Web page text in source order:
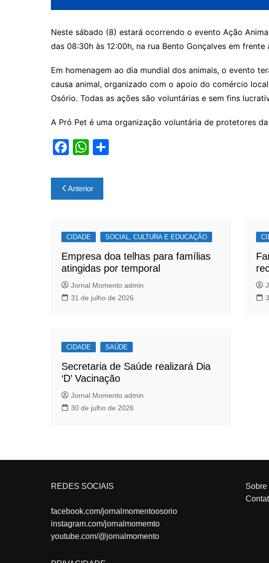
Neste sábado (8) estará ocorrendo o evento Ação
das 08:30h às 12:00h, na rua Bento Gonçalves em
Em homenagem ao dia mundial dos animais, o evento
causa animal, organizado com o apoio do comércio
Osório. Todas as ações são voluntárias e sem fins
A Pró Pet é uma organização voluntária de protetores
F
c
e
o
o
k
W
at
s
p
p
Navegação
de
Anterior
CIDADE SOCIAL, CULTURA E EDUCAÇÃO
Empresa doa telhas para famílias
atingidas por temporal
Jornal Momento admin
31 de julho de 2026
CIDADE SAÚDE
Secretaria de Saúde realizará Dia
‘D’ Vacinação
Jornal Momento admin
30 de julho de 2026
REDES SOCIAIS
facebook.com/jornalmomentoosorio
instagram.com/jornalmomemto
youtube.com/@jornalmomento
Sobre